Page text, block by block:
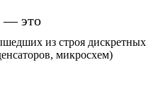
— это
из строя дискретных
микросхем)